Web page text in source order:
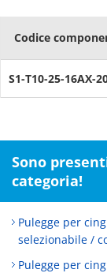
Codice
S1-T10-25-16AX-
Sono
categoria!
Pulegge per
selezionabile /
Pulegge per